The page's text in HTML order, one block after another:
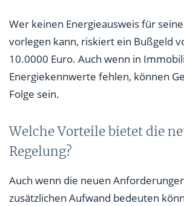
Wer keinen Energieausweis für
vorlegen kann, riskiert ein Bußgeld
10.0000 Euro. Auch wenn in
Energiekennwerte fehlen, können
Folge sein.
Welche Vorteile bietet die
Regelung?
Auch wenn die neuen
zusätzlichen Aufwand bedeuten